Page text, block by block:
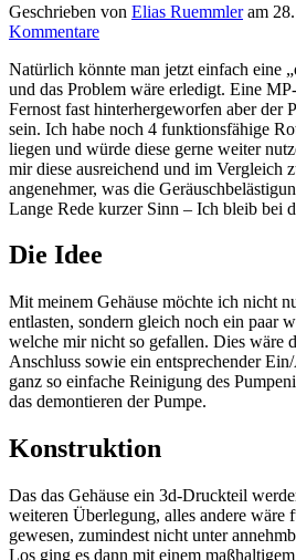
Geschrieben von Elias Ruemmleram
Kommentare
Natürlich könnte man jetzt einfach eine
und das Problem wäre erledigt. Eine
Fernost fast hinterhergeworfen aber der
sein. Ich habe noch 4 funktionsfähige
liegen und würde diese gerne weiter
mir diese ausreichend und im Vergleich
angenehmer, was die
Lange Rede kurzer Sinn – Ich bleib bei
Die Idee
Mit meinem Gehäuse möchte ich nicht
entlasten, sondern gleich noch ein paar
welche mir nicht so gefallen. Dies wäre
Anschluss sowie ein entsprechender
ganz so einfache Reinigung des
das demontieren der Pumpe.
Konstruktion
Das das Gehäuse ein 3d-Druckteil
weiteren Überlegung, alles andere wäre
gewesen, zumindest nicht unter
Los ging es dann mit einem